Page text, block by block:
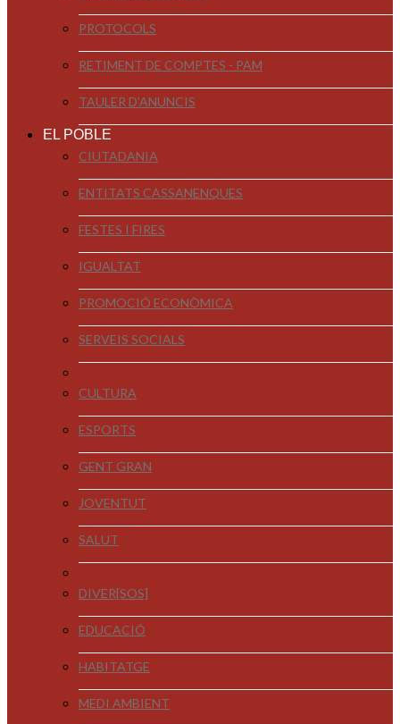
PROTOCOLS
RETIMENT DE COMPTES - PAM
TAULER D'ANUNCIS
EL POBLE
CIUTADANIA
ENTITATS CASSANENQUES
FESTES I FIRES
IGUALTAT
PROMOCIÓ ECONÒMICA
SERVEIS SOCIALS
CULTURA
ESPORTS
GENT GRAN
JOVENTUT
SALUT
DIVER[SOS]
EDUCACIÓ
HABITATGE
MEDI AMBIENT